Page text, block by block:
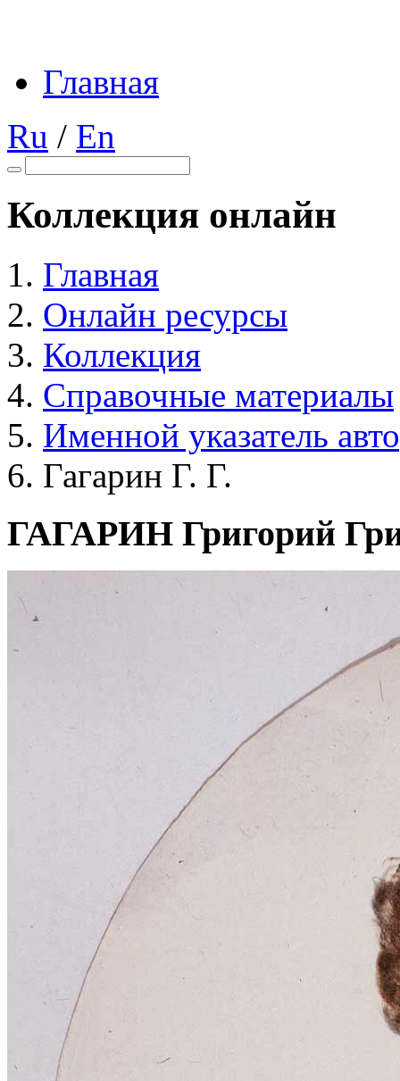
Главная
Ru / En
Коллекция онлайн
Главная
Онлайн ресурсы
Коллекция
Справочные материалы
Именной указатель
Гагарин Г. Г.
ГАГАРИН Григорий